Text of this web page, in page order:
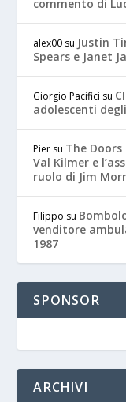
commento di
alex00 su Justin
Spears e Janet
Giorgio Pacifici su
adolescenti
Pier su The
Val Kilmer e
ruolo di Jim
Filippo su
venditore
1987
SPONSOR
ARCHIVI